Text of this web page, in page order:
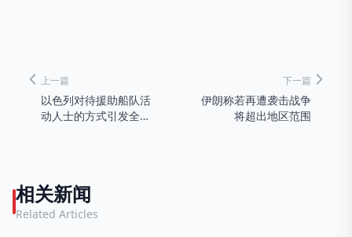
上一篇
以色列对待援助船队活
动人士的方式引发全球
下一篇
伊朗称若再遭袭击战争
将超出地区范围
相关新闻
Related Articles